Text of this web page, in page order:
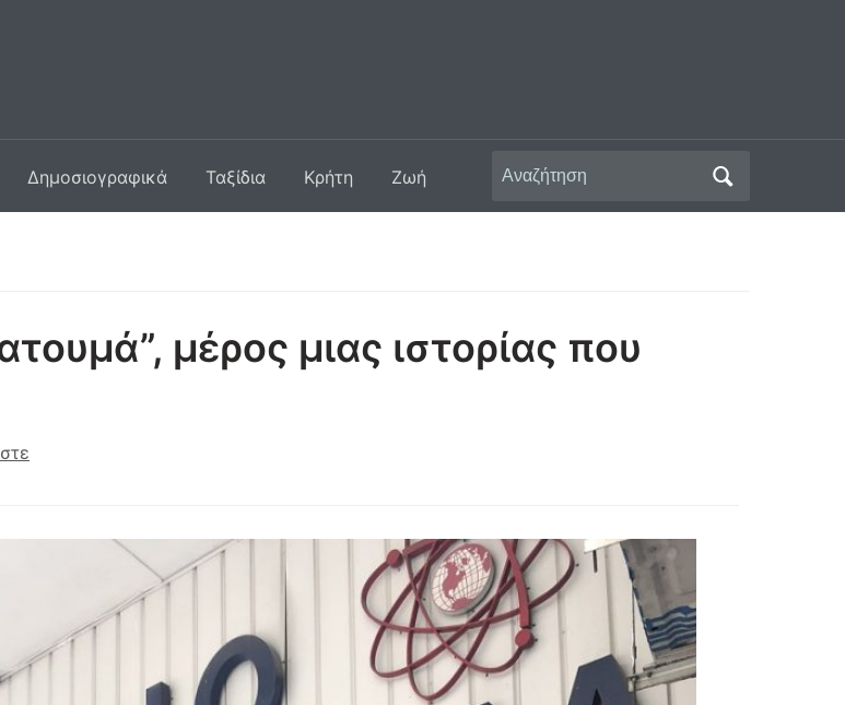
Δημοσιογραφικά Ταξίδια Κρήτη Ζωή
Αναζήτηση
μέρος μιας ιστορίας που